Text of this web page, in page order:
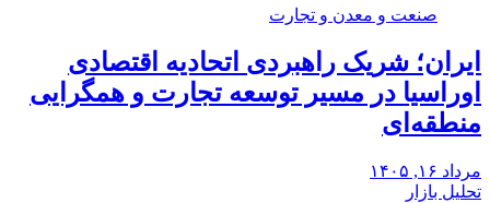
صنعت و معدن و تجارت
ایران؛ شریک راهبردی اتحادیه اقتصادی
اوراسیا در مسیر توسعه تجارت و همگرایی
منطقه‌ای
مرداد ۱۶, ۱۴۰۵
تحلیل بازار